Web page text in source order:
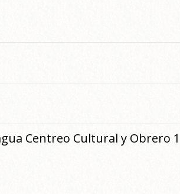
Centreo Cultural y Obrero 1